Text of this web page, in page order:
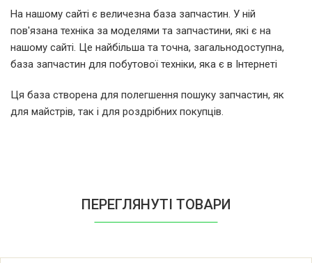
Indesit B18NFLZ 58392120000 F039212
(869990392120)
Indesit B18NFS (58392130000)
Indesit BH 180 NF
На нашому сайті є величезна база запчастин. У ній
пов'язана техніка за моделями та запчастини, які є на
нашому сайті. Це найбільша та точна, загальнодоступна,
база запчастин для побутової техніки, яка є в Інтернеті
Ця база створена для полегшення пошуку запчастин, як
для майстрів, так і для роздрібних покупців.
ПЕРЕГЛЯНУТІ ТОВАРИ